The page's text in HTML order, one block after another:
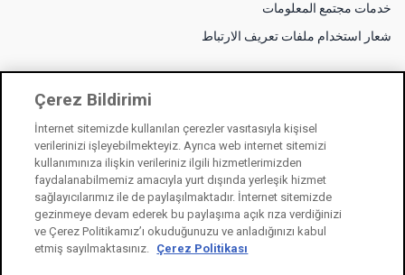
خدمات مجتمع المعلومات
شعار استخدام ملفات تعريف الارتباط
Çerez Bildirimi
İnternet sitemizde kullanılan çerezler vasıtasıyla kişisel
verilerinizi işleyebilmekteyiz. Ayrıca web internet sitemizi
kullanımınıza ilişkin verileriniz ilgili hizmetlerimizden
faydalanabilmemiz amacıyla yurt dışında yerleşik hizmet
sağlayıcılarımız ile de paylaşılmaktadır. İnternet sitemizde
gezinmeye devam ederek bu paylaşıma açık rıza verdiğinizi
ve Çerez Politikamız’ı okuduğunuzu ve anladığınızı kabul
etmiş sayılmaktasınız. Çerez Politikası